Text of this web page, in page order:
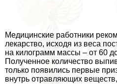
Медицинские работники
лекарство, исходя из веса
на килограмм массы – от 60
Полученное количество
только появились первые
внутрь отравляющих